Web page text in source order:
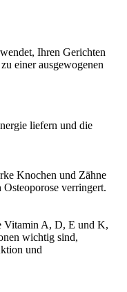
Ihren Gerichten
einer ausgewogenen
liefern und die
Knochen und Zähne
verringert.
Vitamin A, D, E und K,
wichtig sind,
und